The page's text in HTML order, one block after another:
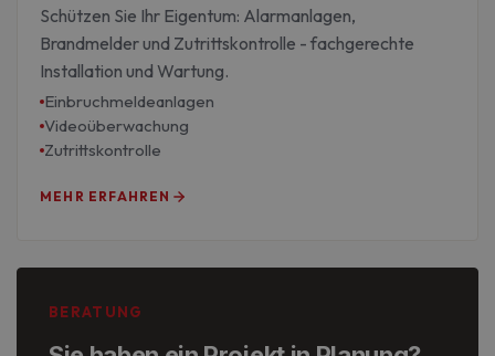
Schützen Sie Ihr Eigentum: Alarmanlagen,
Brandmelder und Zutrittskontrolle - fachgerechte
Installation und Wartung.
Einbruchmeldeanlagen
Videoüberwachung
Zutrittskontrolle
MEHR ERFAHREN
BERATUNG